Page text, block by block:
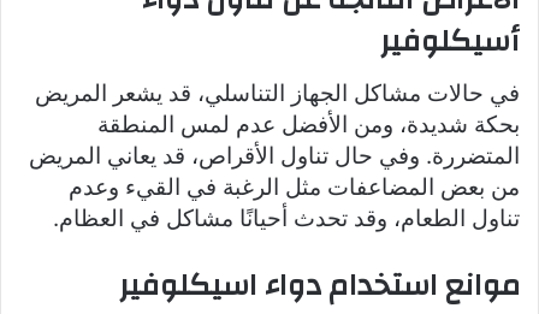
أسيكلوفير
في حالات مشاكل الجهاز التناسلي، قد يشعر المريض
بحكة شديدة، ومن الأفضل عدم لمس المنطقة
المتضررة. وفي حال تناول الأقراص، قد يعاني المريض
من بعض المضاعفات مثل الرغبة في القيء وعدم
تناول الطعام، وقد تحدث أحيانًا مشاكل في العظام.
موانع استخدام دواء اسيكلوفير